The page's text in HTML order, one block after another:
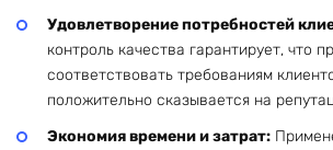
Удовлетворение потребностей
контроль качества гарантирует, что
соответствовать требованиям
положительно сказывается на
Экономия времени и затрат: